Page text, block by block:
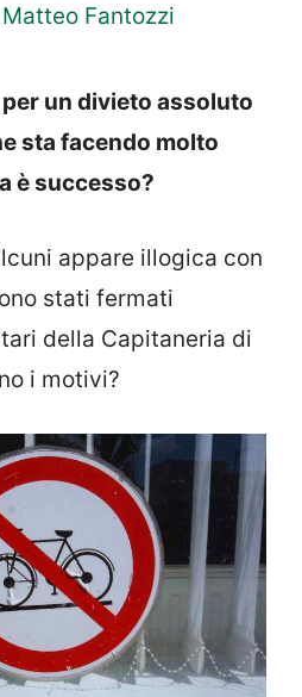
Matteo Fantozzi
un divieto assoluto
sta facendo molto
è successo?
appare illogica con
stati fermati
della Capitaneria di
i motivi?